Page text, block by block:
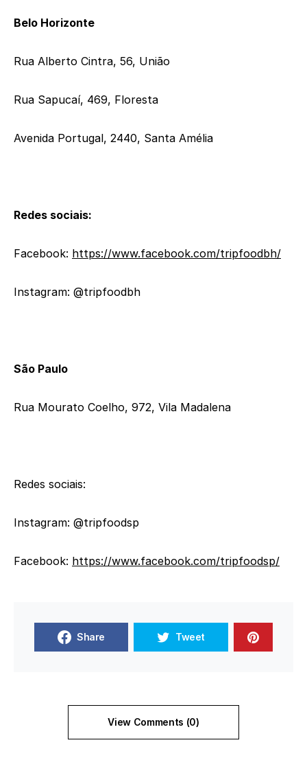
Belo Horizonte
Rua Alberto Cintra, 56, União
Rua Sapucaí, 469, Floresta
Avenida Portugal, 2440, Santa Amélia
Redes sociais:
Facebook: https://www.facebook.com/tripfoodbh/
Instagram: @tripfoodbh
São Paulo
Rua Mourato Coelho, 972, Vila Madalena
Redes sociais:
Instagram: @tripfoodsp
Facebook: https://www.facebook.com/tripfoodsp/
Share Tweet
View Comments (0)